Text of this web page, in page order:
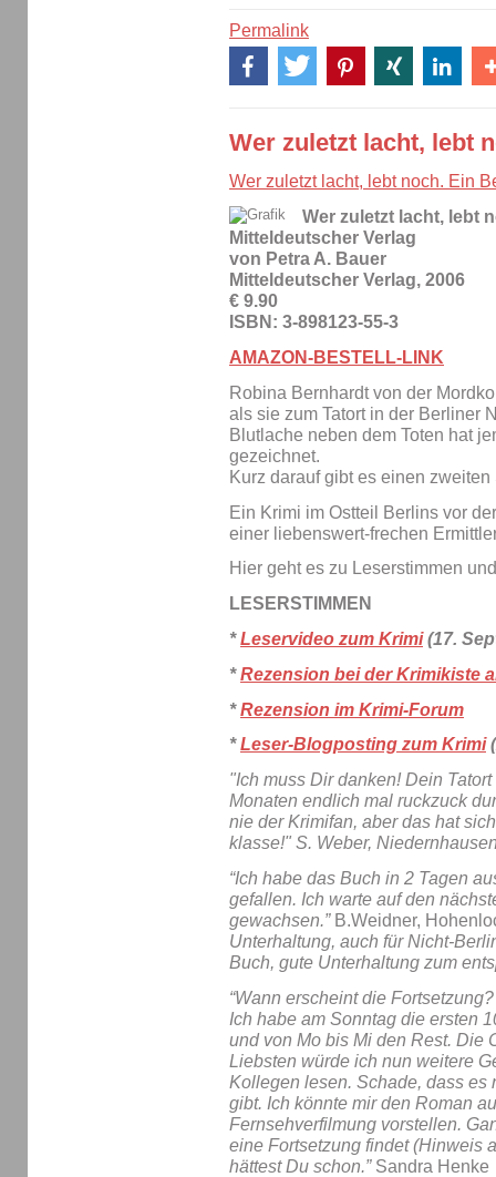
Permalink
Wer zuletzt lacht, lebt
Wer zuletzt lacht, lebt noch. Ein
Wer zuletzt lacht, lebt
Mitteldeutscher Verlag
von Petra A. Bauer
Mitteldeutscher Verlag, 2006
€ 9.90
ISBN: 3-898123-55-3
AMAZON-BESTELL-LINK
Robina Bernhardt von der
als sie zum Tatort in der Berliner
Blutlache neben dem Toten hat
gezeichnet.
Kurz darauf gibt es einen
Ein Krimi im Ostteil Berlins vor
einer liebenswert-frechen
Hier geht es zu Leserstimmen
LESERSTIMMEN
*Leservideo zum Krimi(17.
*Rezension bei der Krimikiste
*Rezension im Krimi-Forum
*Leser-Blogposting zum Krimi
"Ich muss Dir danken! Dein
Monaten endlich mal ruckzuck
nie der Krimifan, aber das hat
klasse!" S. Weber,
“Ich habe das Buch in 2 Tagen
gefallen. Ich warte auf den
gewachsen.”B.Weidner,
Unterhaltung, auch für Nicht-
Buch, gute Unterhaltung zum
“Wann erscheint die Fortsetzung?
Ich habe am Sonntag die ersten
und von Mo bis Mi den Rest. Die
Liebsten würde ich nun weitere
Kollegen lesen. Schade, dass es
gibt. Ich könnte mir den Roman
Fernsehverfilmung vorstellen.
eine Fortsetzung findet (Hinweis
hättest Du schon.”Sandra Henke